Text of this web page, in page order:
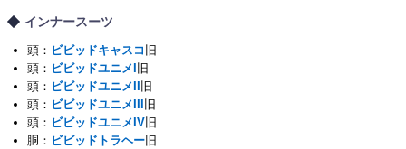
インナースーツ
頭： ビビッドキャスコ 旧
頭： ビビッドユニメI
旧
頭： ビビッドユニメII
旧
頭： ビビッドユニメIII
旧
頭： ビビッドユニメIV 旧
胴： ビビッドトラヘー 旧